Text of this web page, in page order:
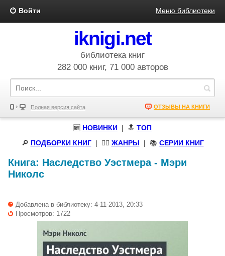
Войти Меню библиотеки
iknigi.net
библиотека книг
282 000 книг, 71 000 авторов
Полная версия сайта ОТЗЫВЫ НА КНИГИ
🆕 НОВИНКИ | 🔝 ТОП
🔎 ПОДБОРКИ КНИГ| 🧝‍♀️ ЖАНРЫ | 📚 СЕРИИ КНИГ
Книга: Наследство Уэстмера- Мэри
Николс
Добавлена в библиотеку: 4-11-2013, 20:33
Просмотров: 1722